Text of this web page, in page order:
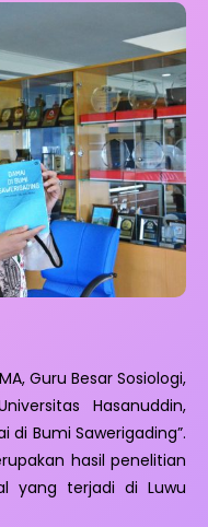
Guru Besar Sosiologi,
Hasanuddin,
di Bumi Sawerigading”.
hasil penelitian
yang terjadi di Luwu